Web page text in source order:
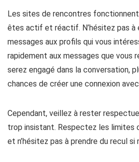
Les sites de rencontres
êtes actif et réactif. N’hésitez pas à
messages aux profils qui vous
rapidement aux messages que vous
serez engagé dans la conversation,
chances de créer une connexion avec
Cependant, veillez à rester
trop insistant. Respectez les limites
et n’hésitez pas à prendre du recul si